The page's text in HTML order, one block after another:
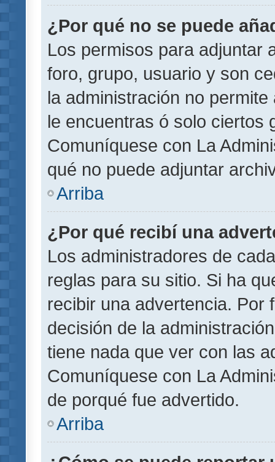
¿Por qué no se puede
Los permisos para adjuntar
foro, grupo, usuario y son
la administración no
le encuentras ó solo ciertos
Comuníquese con La
qué no puede adjuntar
Arriba
¿Por qué recibí una
Los administradores de
reglas para su sitio. Si ha
recibir una advertencia. Por
decisión de la
tiene nada que ver con las
Comuníquese con La
de porqué fue advertido.
Arriba